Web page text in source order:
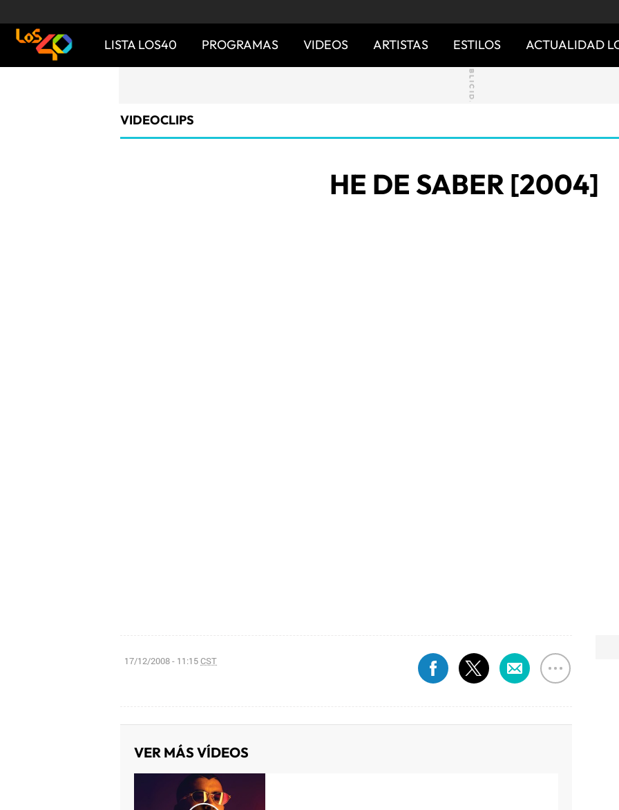
LISTA LOS40 PROGRAMAS VIDEOS ARTISTAS ESTILOS ACTUALIDAD
VIDEOCLIPS
HE DE SABER [2004]
17/12/2008 - 11:15CST
VER MÁS VÍDEOS